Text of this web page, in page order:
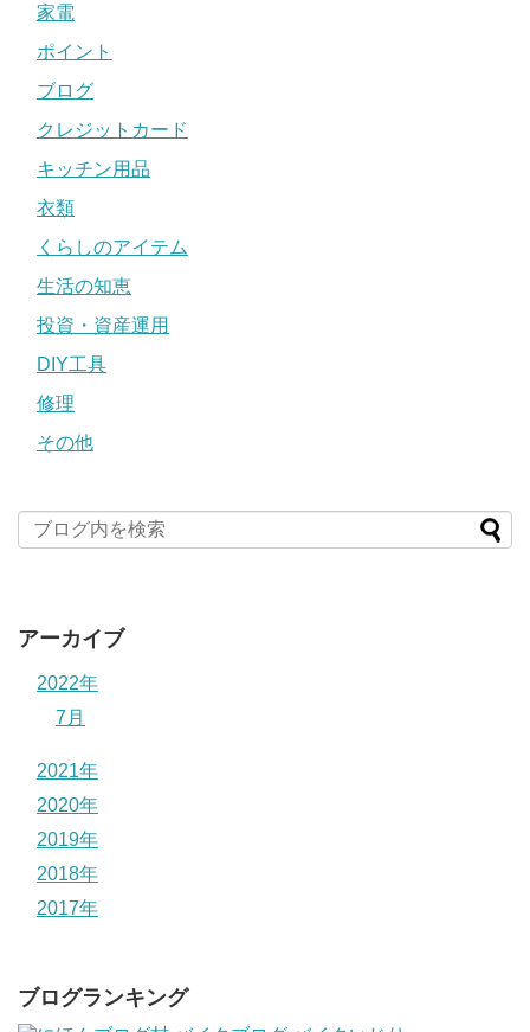
家電
ポイント
ブログ
クレジットカード
キッチン用品
衣類
くらしのアイテム
生活の知恵
投資・資産運用
DIY工具
修理
その他
アーカイブ
2022年
7月
2021年
2020年
2019年
2018年
2017年
ブログランキング